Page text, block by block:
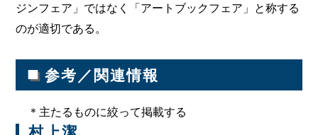
ジンフェア」ではなく「アートブックフェア」と称する
のが適切である。
■ 参考／関連情報
＊主たるものに絞って掲載する